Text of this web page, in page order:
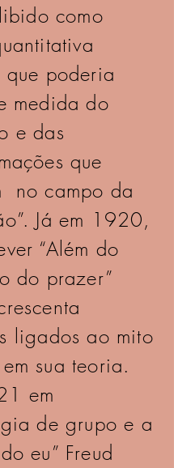
como
que poderia
medida do
e das
que
no campo da
Já em 1920,
“Além do
do prazer”
ligados ao mito
sua teoria.
em
de grupo e a
eu” Freud